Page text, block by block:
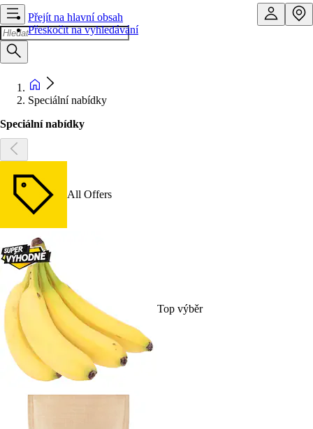
Přejít na hlavní obsah
Přeskočit na vyhledávání
Speciální nabídky
Speciální nabídky
All Offers
Top výběr